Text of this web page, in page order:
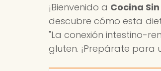
¡Bienvenido a Cocina
descubre cómo esta
"La conexión intestino-
gluten. ¡Prepárate para